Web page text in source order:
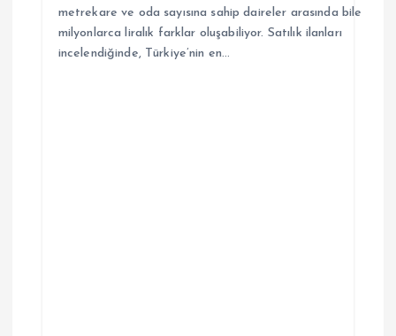
metrekare ve oda sayısına sahip daireler arasında bile
milyonlarca liralık farklar oluşabiliyor. Satılık ilanları
incelendiğinde, Türkiye’nin en…